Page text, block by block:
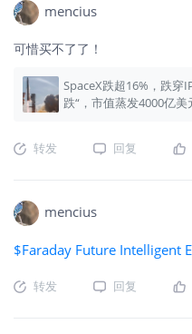
mencius
可惜买不了了！
SpaceX跌超16%，跌穿
跌“，市值蒸发4000亿美
转发 回复
mencius
$Faraday Future Intelligent
转发 回复